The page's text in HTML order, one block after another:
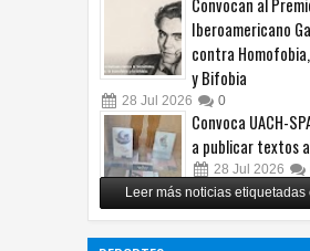
Iberoamericano
contra
y Bifobia
28 Jul 2026 0
Convoca UACH-
a publicar textos
28 Jul 2026
Copian proyecto
exalcalde Juan
Leer más noticias etiquetadas